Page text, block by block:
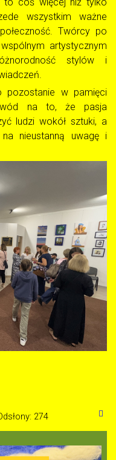
wszystkim ważne
Twórcy po
artystycznym
stylów i
pozostanie w pamięci
na to, że pasja
ludzi wokół sztuki, a
nieustanną uwagę i
274